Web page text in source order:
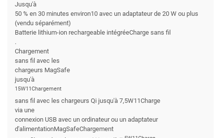
Jusqu'à
50 % en 30 minutes environ10 avec un adaptateur de 20 W ou plus
(vendu séparément)
Batterie lithium-ion rechargeable intégréeCharge sans fil
.
Chargement
sans fil avec les
chargeurs MagSafe
jusqu'à
15W11Chargement
sans fil avec les chargeurs Qi jusqu'à 7,5W11Charge
via une
connexion USB avec un ordinateur ou un adaptateur
d'alimentationMagSafeChargement